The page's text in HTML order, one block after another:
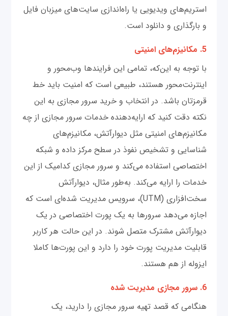
استریم‌های ویدیویی یا راه‌اندازی سایت‌های میزبان فایل
و بارگذاری و دانلود است.
5. مکانیزم‌های امنیتی
با توجه به این‌که، تمامی این فرایندها وب‌محور و
اینترنت‌محور هستند، طبیعی است که امنیت باید خط
قرمزتان باشد. در انتخاب و خرید سرور مجازی به این
نکته دقت کنید که ارایه‌دهنده خدمات سرور مجازی از چه
مکانیزم‌های امنیتی مثل دیوارآتش، مکانیزم‌های
شناسایی و تشخیص نفوذ در سطح مرکز داده و شبکه
اختصاصی استفاده می‌کند و سرور مجازی کدامیک از این
خدمات را ارایه می‌کند. به‌طور مثال، دیوارآتش
سخت‌افزاری (UTM)، سرویس مدیریت شده‌ای است که
اجازه می‌دهد سرورها به یک پورت اختصاصی در یک
دیوارآتش مشترک متصل شوند. در این حالت هر کاربر
قابلیت مدیریت پورت خود را دارد و این پورت‌ها کاملا
ایزوله از هم هستند.
6. سرور مجازی مدیریت شده
هنگامی که قصد تهیه سرور مجازی را دارید، یک